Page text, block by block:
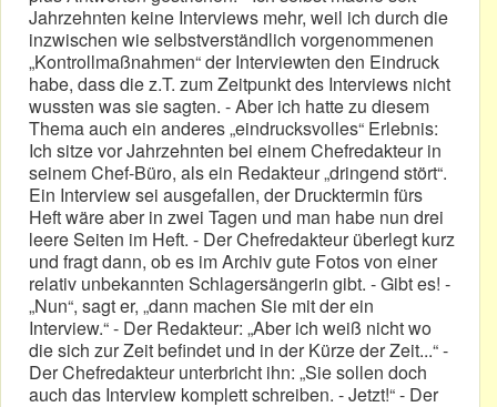
Jahrzehnten keine Interviews mehr, weil ich durch die
inzwischen wie selbstverständlich vorgenommenen
„Kontrollmaßnahmen“ der Interviewten den Eindruck
habe, dass die z.T. zum Zeitpunkt des Interviews nicht
wussten was sie sagten. - Aber ich hatte zu diesem
Thema auch ein anderes „eindrucksvolles“ Erlebnis:
Ich sitze vor Jahrzehnten bei einem Chefredakteur in
seinem Chef-Büro, als ein Redakteur „dringend stört“.
Ein Interview sei ausgefallen, der Drucktermin fürs
Heft wäre aber in zwei Tagen und man habe nun drei
leere Seiten im Heft. - Der Chefredakteur überlegt kurz
und fragt dann, ob es im Archiv gute Fotos von einer
relativ unbekannten Schlagersängerin gibt. - Gibt es! -
„Nun“, sagt er, „dann machen Sie mit der ein
Interview.“ - Der Redakteur: „Aber ich weiß nicht wo
die sich zur Zeit befindet und in der Kürze der Zeit...“ -
Der Chefredakteur unterbricht ihn: „Sie sollen doch
auch das Interview komplett schreiben. - Jetzt!“ - Der